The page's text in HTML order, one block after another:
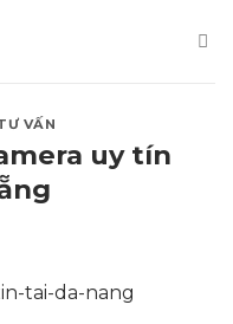
VẤN
uy tín